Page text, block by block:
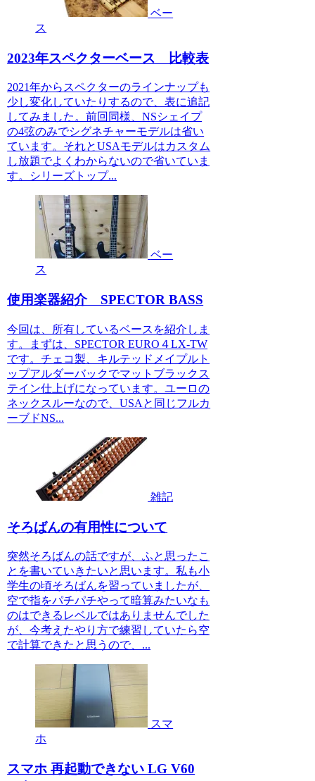
ベー
ス
2023年スペクターベース 比較表
2021年からスペクターのラインナップも
少し変化していたりするので、表に追記
してみました。前回同様、NSシェイプ
の4弦のみでシグネチャーモデルは省い
ています。それとUSAモデルはカスタム
し放題でよくわからないので省いていま
す。シリーズトップ...
ベー
ス
使用楽器紹介 SPECTOR BASS
今回は、所有しているベースを紹介しま
す。まずは、SPECTOR EURO４LX-TW
です。チェコ製、キルテッドメイプルト
ップアルダーバックでマットブラックス
テイン仕上げになっています。ユーロの
ネックスルーなので、USAと同じフルカ
ーブドNS...
雑記
そろばんの有用性について
突然そろばんの話ですが、ふと思ったこ
とを書いていきたいと思います。私も小
学生の頃そろばんを習っていましたが、
空で指をパチパチやって暗算みたいなも
のはできるレベルではありませんでした
が、今考えたやり方で練習していたら空
で計算できたと思うので、...
スマ
ホ
スマホ 再起動できない LG V60